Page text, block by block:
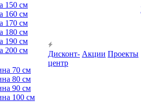
150 см
160 см
170 см
180 см
190 см
200 см
70 см
80 см
90 см
100 см
Дисконт-
центр
Акции Проекты